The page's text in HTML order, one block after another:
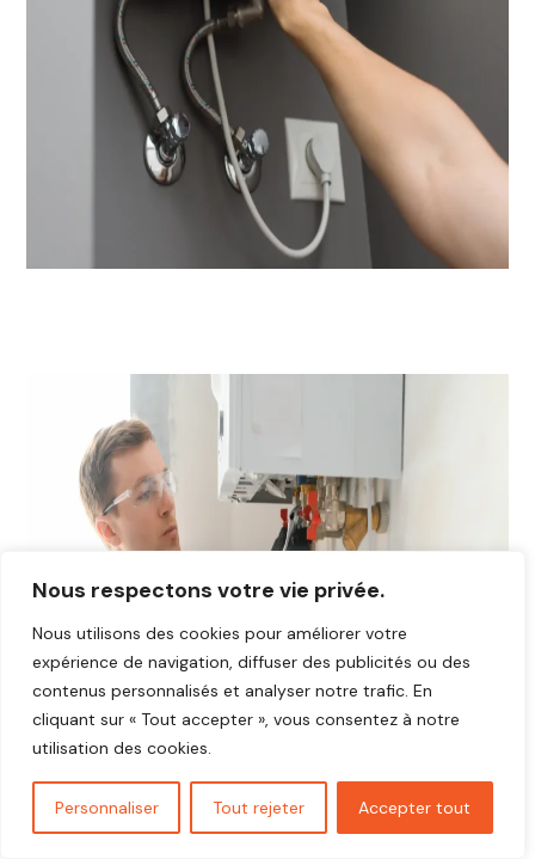
Nous respectons votre vie privée.
Nous utilisons des cookies pour améliorer votre
expérience de navigation, diffuser des publicités ou des
contenus personnalisés et analyser notre trafic. En
cliquant sur « Tout accepter », vous consentez à notre
utilisation des cookies.
Personnaliser Tout rejeter Accepter tout